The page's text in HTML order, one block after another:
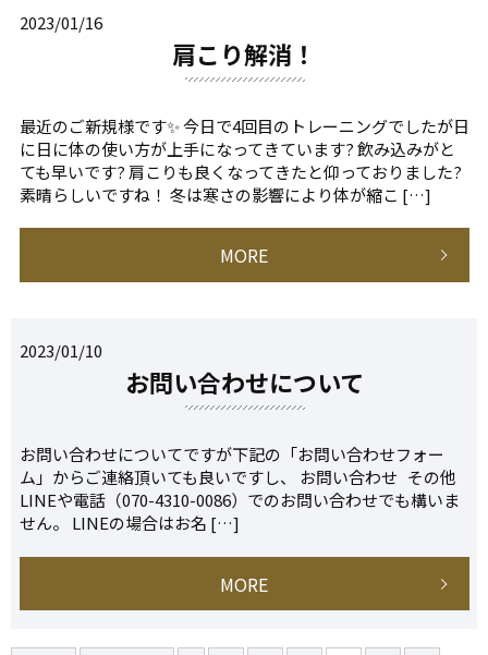
2023/01/16
肩こり解消！
最近のご新規様です✨ 今日で4回目のトレーニングでしたが日
に日に体の使い方が上手になってきています? 飲み込みがと
ても早いです? 肩こりも良くなってきたと仰っておりました?
素晴らしいですね！ 冬は寒さの影響により体が縮こ […]
MORE
2023/01/10
お問い合わせについて
お問い合わせについてですが下記の「お問い合わせフォー
ム」からご連絡頂いても良いですし、 お問い合わせ その他
LINEや電話（070-4310-0086）でのお問い合わせでも構いま
せん。 LINEの場合はお名 […]
MORE